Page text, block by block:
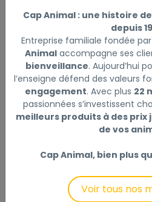
+
-
Ajouter au
Mélange de granulés pour
cochons nains
Cap Animal : une histoire
depuis
Entreprise familiale fondée
Animalaccompagne ses
bienveillance. Aujourd’hui
l’enseigne défend des valeurs
engagement. Avec plus 22
passionnées s’investissent
meilleurs produits à des prix
de vos
Cap Animal, bien plus
Voir tous nos